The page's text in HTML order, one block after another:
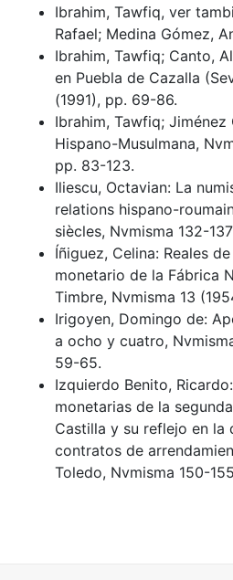
Ibrahim, Tawfiq, ver
Rafael; Medina Gómez,
Ibrahim, Tawfiq; Canto,
en Puebla de Cazalla
(1991), pp. 69-86.
Ibrahim, Tawfiq;
Hispano-Musulmana,
pp. 83-123.
Iliescu, Octavian: La
relations hispano-
siècles, Nvmisma 132-
Íñiguez, Celina: Reales
monetario de la Fábrica
Timbre, Nvmisma 13
Irigoyen, Domingo de:
a ocho y cuatro,
59-65.
Izquierdo Benito,
monetarias de la
Castilla y su reflejo en la
contratos de
Toledo, Nvmisma 150-